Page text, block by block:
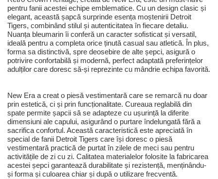
pentru fanii acestei echipe emblematice. Cu un design clasic și
elegant, această șapcă surprinde esența moștenirii Detroit
Tigers, combinând stilul și autenticitatea în fiecare detaliu.
Nuanța bleumarin îi conferă un caracter sofisticat și versatil,
ideală pentru a completa orice ținută casual sau atletică. În plus,
forma sa distinctivă, spre deosebire de alte șepci, asigură o
potrivire confortabilă și modernă, perfect adaptată preferințelor
adulților care doresc să-și reprezinte cu mândrie echipa favorită.
New Era a creat o piesă vestimentară care se remarcă nu doar
prin estetică, ci și prin funcționalitate. Cureaua reglabilă din
spate permite șapcii să se adapteze cu ușurință la diferite
dimensiuni ale capului, asigurând o purtare îndelungată fără a
sacrifica confortul. Această caracteristică este apreciată în
special de fanii Detroit Tigers care își doresc o piesă
vestimentară practică de purtat în zilele de meci sau pentru
activitățile de zi cu zi. Calitatea materialelor folosite la fabricarea
acestei șepci garantează durabilitate și rezistență, menținându-
și forma și culoarea chiar și după o utilizare frecventă.